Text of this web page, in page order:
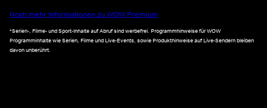
Noch mehr Informationen zu WOW Premium
*Serien-, Filme- und Sport-Inhalte auf Abruf sind werbefrei. Programmhinweise für WOW
Programminhalte wie Serien, Filme und Live-Events, sowie Produkthinweise auf Live-Sendern bleiben
davon unberührt.